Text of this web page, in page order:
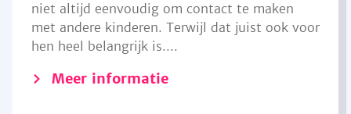
niet altijd eenvoudig om contact te maken
met andere kinderen. Terwijl dat juist ook voor
hen heel belangrijk is....
Meer informatie